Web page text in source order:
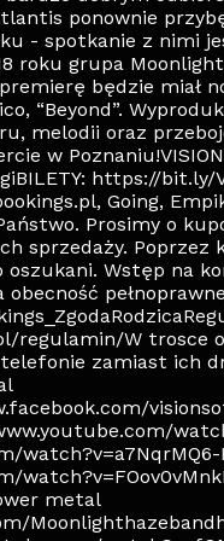
ponownie
- spotkanie z nimi
roku grupa
będzie miał
“Beyond”.
melodii oraz
w
https://bit.ly/
Going,
Prosimy o
sprzedaży. Poprzez
Wstęp na
regulamin/W trosce
zamiast ich
watch?v=a7NqrMQ6-
metal